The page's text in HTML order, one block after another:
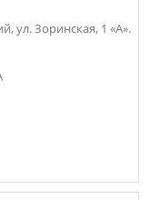
ул. Зоринская, 1 «А».